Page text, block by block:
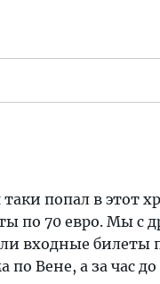
попал в этот
по 70 евро. Мы с
входные билеты
Вене, а за час до